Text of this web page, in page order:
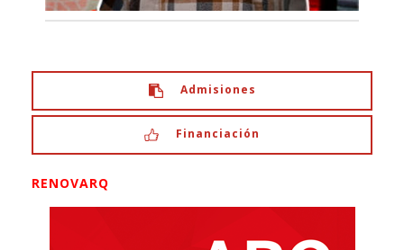
Admisiones
Financiación
RENOVARQ